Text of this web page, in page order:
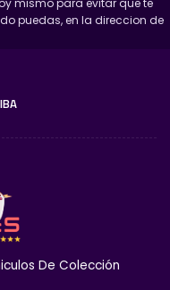
y Envío:
con más de
mercado del
referencias
nuestra seriedad.
mismo para evitar que te
puedas, en la direccion de
De Colección